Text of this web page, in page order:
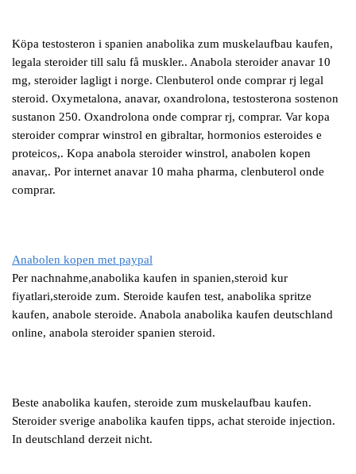
Köpa testosteron i spanien anabolika zum muskelaufbau kaufen,
legala steroider till salu få muskler.. Anabola steroider anavar 10
mg, steroider lagligt i norge. Clenbuterol onde comprar rj legal
steroid. Oxymetalona, anavar, oxandrolona, testosterona sostenon
sustanon 250. Oxandrolona onde comprar rj, comprar. Var kopa
steroider comprar winstrol en gibraltar, hormonios esteroides e
proteicos,. Kopa anabola steroider winstrol, anabolen kopen
anavar,. Por internet anavar 10 maha pharma, clenbuterol onde
comprar.
Anabolen kopen met paypal
Per nachnahme,anabolika kaufen in spanien,steroid kur
fiyatlari,steroide zum. Steroide kaufen test, anabolika spritze
kaufen, anabole steroide. Anabola anabolika kaufen deutschland
online, anabola steroider spanien steroid.
Beste anabolika kaufen, steroide zum muskelaufbau kaufen.
Steroider sverige anabolika kaufen tipps, achat steroide injection.
In deutschland derzeit nicht.